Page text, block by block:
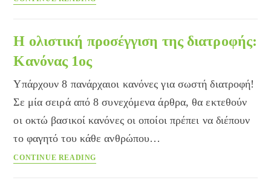
προτιμά
τις
Η ολιστική προσέγγιση της διατροφής:
Κανόνας 1ος
Υπάρχουν 8 πανάρχαιοι κανόνες για σωστή διατροφή!
Σε μία σειρά από 8 συνεχόμενα άρθρα, θα εκτεθούν
οι οκτώ βασικοί κανόνες οι οποίοι πρέπει να διέπουν
το φαγητό του κάθε ανθρώπου…
CONTINUE READING